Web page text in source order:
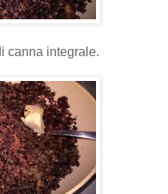
canna integrale.